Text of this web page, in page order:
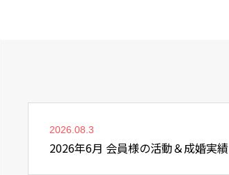
2026.08.3
2026年6月 会員様の活動＆成婚実績